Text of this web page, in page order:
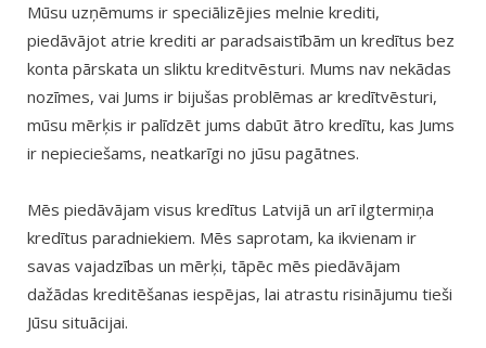
Mūsu uzņēmums ir speciālizējies melnie krediti,
piedāvājot atrie krediti ar paradsaistībām un kredītus bez
konta pārskata un sliktu kreditvēsturi. Mums nav nekādas
nozīmes, vai Jums ir bijušas problēmas ar kredītvēsturi,
mūsu mērķis ir palīdzēt jums dabūt ātro kredītu, kas Jums
ir nepieciešams, neatkarīgi no jūsu pagātnes.
Mēs piedāvājam visus kredītus Latvijā un arī ilgtermiņa
kredītus paradniekiem. Mēs saprotam, ka ikvienam ir
savas vajadzības un mērķi, tāpēc mēs piedāvājam
dažādas kreditēšanas iespējas, lai atrastu risinājumu tieši
Jūsu situācijai.